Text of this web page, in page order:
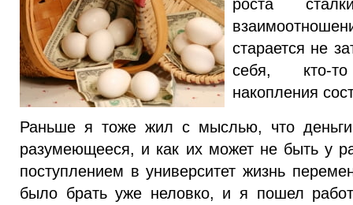
старается не
себя, кто-
накопления
Раньше я тоже жил с мыслью, что
разумеющееся, и как их может не быть у
поступлением в университет жизнь
было брать уже неловко, и я пошел